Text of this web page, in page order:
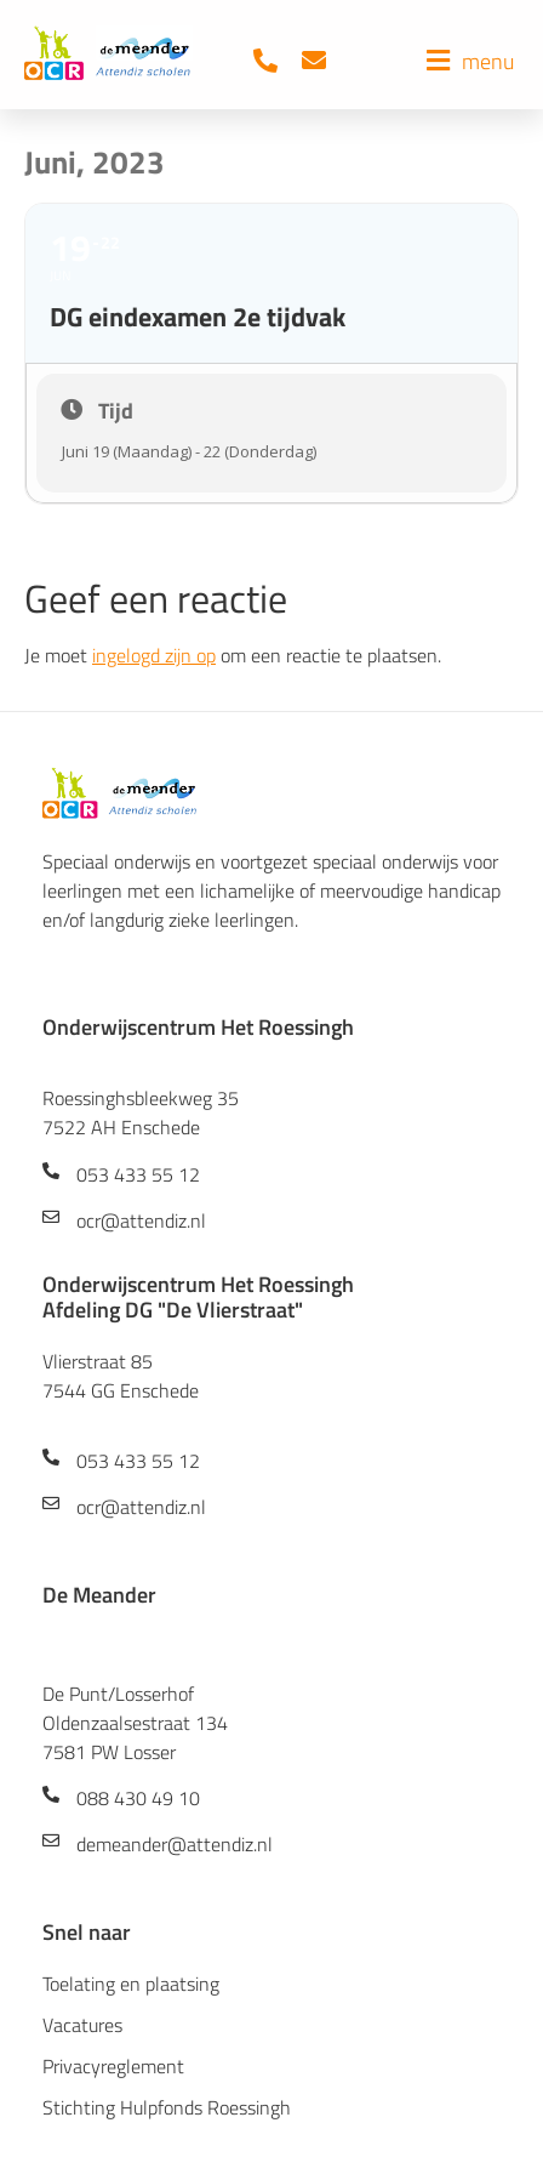
menu
Juni, 2023
DG eindexamen 2e tijdvak
Tijd
Juni 19 (Maandag) - 22 (Donderdag)
Geef een reactie
Je moet ingelogd zijn opom een reactie te plaatsen.
Speciaal onderwijs en voortgezet speciaal onderwijs voor
leerlingen met een lichamelijke of meervoudige handicap
en/of langdurig zieke leerlingen.
Onderwijscentrum Het Roessingh
Roessinghsbleekweg 35
7522 AH Enschede
053 433 55 12
ocr@attendiz.nl
Onderwijscentrum Het Roessingh
Afdeling DG "De Vlierstraat"
Vlierstraat 85
7544 GG Enschede
053 433 55 12
ocr@attendiz.nl
De Meander
De Punt/Losserhof
Oldenzaalsestraat 134
7581 PW Losser
088 430 49 10
demeander@attendiz.nl
Snel naar
Toelating en plaatsing
Vacatures
Privacyreglement
Stichting Hulpfonds Roessingh